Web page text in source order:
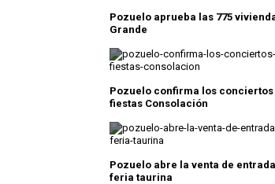
Pozuelo aprueba las 775
Grande
Pozuelo confirma los
fiestas Consolación
Pozuelo abre la venta de
feria taurina